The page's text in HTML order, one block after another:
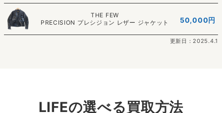
THE FEW
PRECISION プレシジョン レザー ジャケット
50,000円
更新日：2025.4.1
LIFEの選べる買取方法